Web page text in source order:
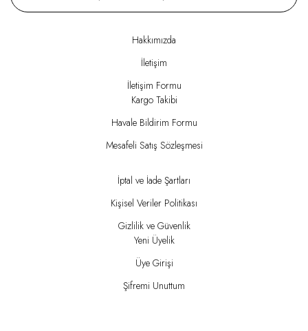
Hakkımızda
İletişim
İletişim Formu
Kargo Takibi
Havale Bildirim Formu
Mesafeli Satış Sözleşmesi
İptal ve İade Şartları
Kişisel Veriler Politikası
Gizlilik ve Güvenlik
Yeni Üyelik
Üye Girişi
Şifremi Unuttum